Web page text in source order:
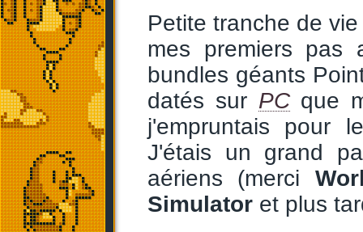
Petite tranche de
mes premiers
bundles géants
datés sur PCque
j'empruntais pour
J'étais un grand
aériens (merci
Simulator et plus